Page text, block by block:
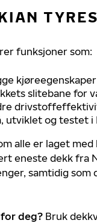
funksjoner som:
slitebane for
utviklet og testet i
alle er laget
eneste dekk fra
samtidig som
deg? Bruk